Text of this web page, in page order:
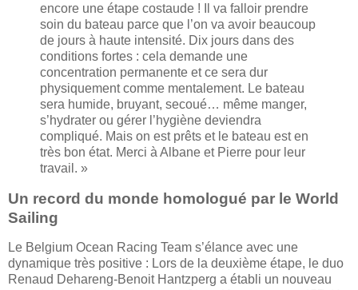
encore une étape costaude ! Il va falloir prendre
soin du bateau parce que l’on va avoir beaucoup
de jours à haute intensité. Dix jours dans des
conditions fortes : cela demande une
concentration permanente et ce sera dur
physiquement comme mentalement. Le bateau
sera humide, bruyant, secoué… même manger,
s’hydrater ou gérer l’hygiène deviendra
compliqué. Mais on est prêts et le bateau est en
très bon état. Merci à Albane et Pierre pour leur
travail. »
Un record du monde homologué par le World
Sailing
Le Belgium Ocean Racing Team s’élance avec une
dynamique très positive : Lors de la deuxième étape, le duo
Renaud Dehareng-Benoit Hantzperg a établi un nouveau